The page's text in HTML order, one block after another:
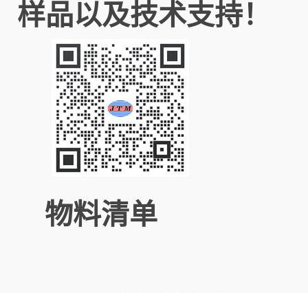
样品以及技术支持！
物料清单